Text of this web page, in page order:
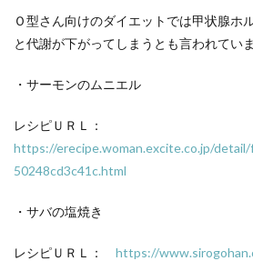
Ｏ型さん向けのダイエットでは甲状腺ホ
と代謝が下がってしまうとも言われていま
・サーモンのムニエル
レシピＵＲＬ：
https://erecipe.woman.excite.co.jp/
50248cd3c41c.html
・サバの塩焼き
レシピＵＲＬ： https://